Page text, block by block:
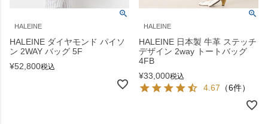
HALEINE
HALEINE ダイヤモンド パイソ
ン 2WAY バッグ 5F
¥52,800税込
HALEINE
HALEINE 日本製 牛革 ステッチ
デザイン 2way トートバッグ
4FB
¥33,000税込
4.67 （6件）